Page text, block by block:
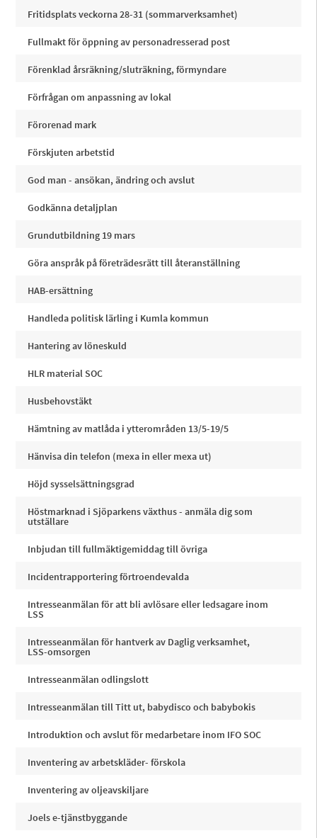
Fritidsplats veckorna 28-31 (sommarverksamhet)
Fullmakt för öppning av personadresserad post
Förenklad årsräkning/sluträkning, förmyndare
Förfrågan om anpassning av lokal
Förorenad mark
Förskjuten arbetstid
God man - ansökan, ändring och avslut
Godkänna detaljplan
Grundutbildning 19 mars
Göra anspråk på företrädesrätt till återanställning
HAB-ersättning
Handleda politisk lärling i Kumla kommun
Hantering av löneskuld
HLR material SOC
Husbehovstäkt
Hämtning av matlåda i ytterområden 13/5-19/5
Hänvisa din telefon (mexa in eller mexa ut)
Höjd sysselsättningsgrad
Höstmarknad i Sjöparkens växthus - anmäla dig som
utställare
Inbjudan till fullmäktigemiddag till övriga
Incidentrapportering förtroendevalda
Intresseanmälan för att bli avlösare eller ledsagare inom
LSS
Intresseanmälan för hantverk av Daglig verksamhet,
LSS-omsorgen
Intresseanmälan odlingslott
Intresseanmälan till Titt ut, babydisco och babybokis
Introduktion och avslut för medarbetare inom IFO SOC
Inventering av arbetskläder- förskola
Inventering av oljeavskiljare
Joels e-tjänstbyggande